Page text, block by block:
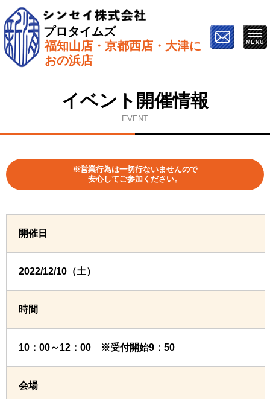
プロタイムズ
福知山店・京都西店・大津に
おの浜店
ホーム»イベント情報»12月10日【福知山市で開催】
屋根&外壁塗り替え勉強会
イベント開催情報
EVENT
※営業行為は一切行ないませんので
安心してご参加ください。
開催日
2022/12/10（土）
時間
10：00～12：00 ※受付開始9：50
会場